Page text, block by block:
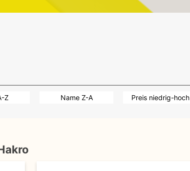
Z Name Z-A Preis niedrig-hoch